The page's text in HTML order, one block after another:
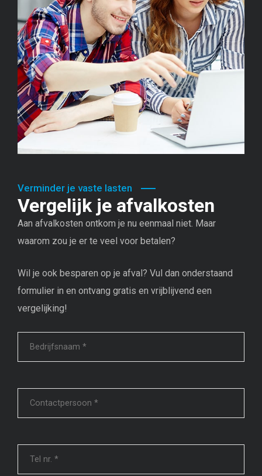
Verminder je vaste lasten
Vergelijk je afvalkosten
Aan afvalkosten ontkom je nu eenmaal niet. Maar
waarom zou je er te veel voor betalen?
Wil je ook besparen op je afval? Vul dan onderstaand
formulier in en ontvang gratis en vrijblijvend een
vergelijking!